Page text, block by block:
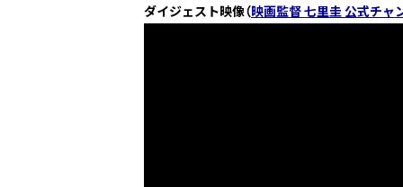
ダイジェスト映像（映画監督 七里圭 公式チャ